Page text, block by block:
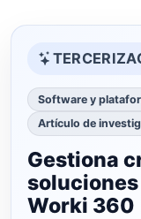
Software y
Artículo de
Gestiona
Worki 360